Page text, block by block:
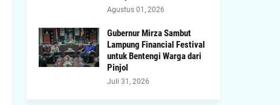
Agustus 01, 2026
Gubernur Mirza Sambut
Lampung Financial Festival
untuk Bentengi Warga dari
Pinjol
Juli 31, 2026